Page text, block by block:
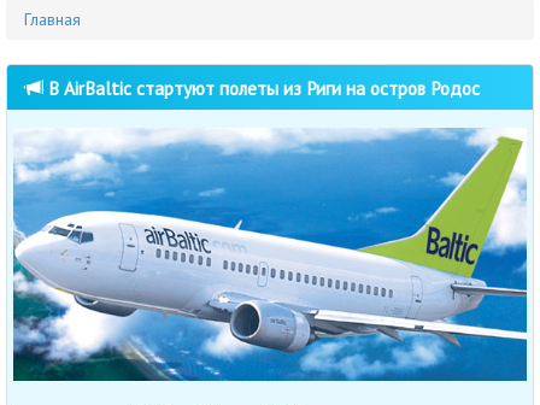
Главная
В AirBaltic стартуют полеты из Риги на остров Родос